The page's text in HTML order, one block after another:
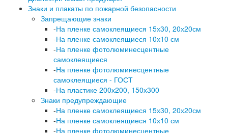
Знаки и плакаты по пожарной безопасности
Запрещающие знаки
-На пленке самоклеящиеся 15х30, 20х20см
-На пленке самоклеящиеся 10х10 см
-На пленке фотолюминесцентные
самоклеящиеся
-На пленке фотолюминесцентные
самоклеящиеся - ГОСТ
-На пластике 200х200, 150х300
Знаки предупреждающие
-На пленке самоклеящиеся 15х30, 20х20см
-На пленке самоклеящиеся 10х10 см
-На пленке фотолюминесцентные